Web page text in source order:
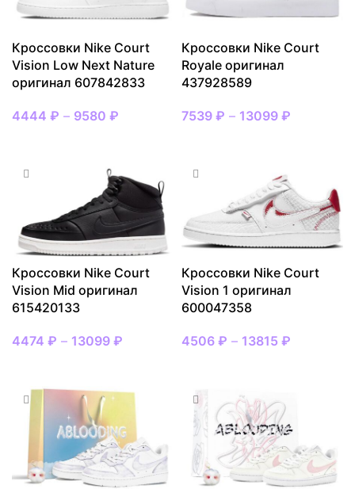
Кроссовки Nike Court
Vision Low Next Nature
оригинал 607842833
4444 ₽ – 9580 ₽
Кроссовки Nike Court
Royale оригинал
437928589
7539 ₽ – 13099 ₽
Кроссовки Nike Court
Vision Mid оригинал
615420133
4474 ₽ – 13099 ₽
Кроссовки Nike Court
Vision 1 оригинал
600047358
4506 ₽ – 13815 ₽